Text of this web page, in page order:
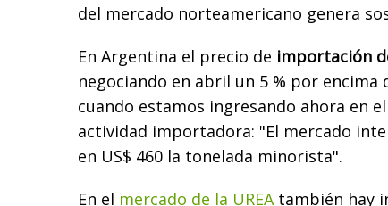
del mercado norteamericano genera
En Argentina el precio de importación
negociando en abril un 5 % por encima
cuando estamos ingresando ahora en
actividad importadora: "El mercado
en US$ 460 la tonelada minorista".
En el mercado de la UREA también hay